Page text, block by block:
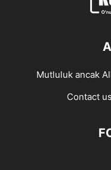
Mutluluk ancak
Contact